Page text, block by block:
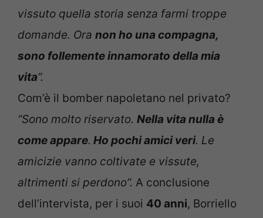
vissuto quella storia senza farmi troppe
domande. Ora non ho una compagna,
sono follemente innamorato della mia
vita“.
Com’è il bomber napoletano nel privato?
“Sono molto riservato. Nella vita nulla è
come appare. Ho pochi amici veri. Le
amicizie vanno coltivate e vissute,
altrimenti si perdono”. A conclusione
dell’intervista, per i suoi 40 anni, Borriello